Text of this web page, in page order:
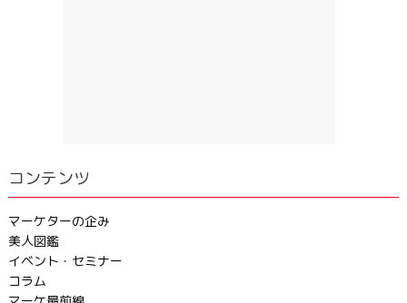
コンテンツ
マーケターの企み
美人図鑑
イベント・セミナー
コラム